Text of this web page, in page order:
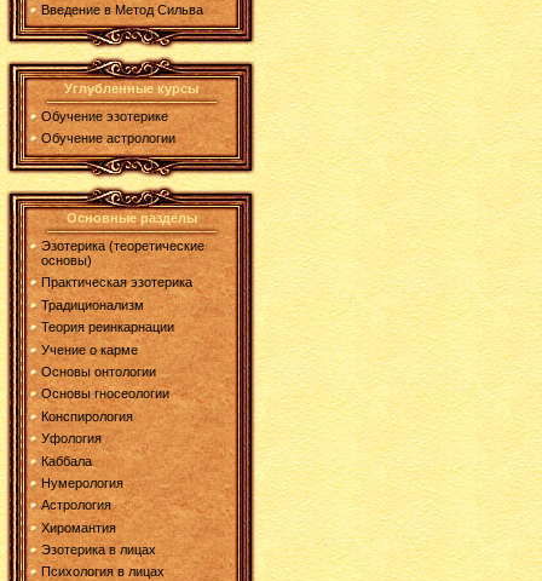
Введение в Метод Сильва
Углубленные курсы
Обучение эзотерике
Обучение астрологии
Основные разделы
Эзотерика (теоретические
основы)
Практическая эзотерика
Традиционализм
Теория реинкарнации
Учение о карме
Основы онтологии
Основы гносеологии
Конспирология
Уфология
Каббала
Нумерология
Астрология
Хиромантия
Эзотерика в лицах
Психология в лицах